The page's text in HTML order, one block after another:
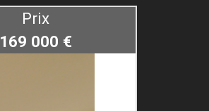
Prix
169 000 €